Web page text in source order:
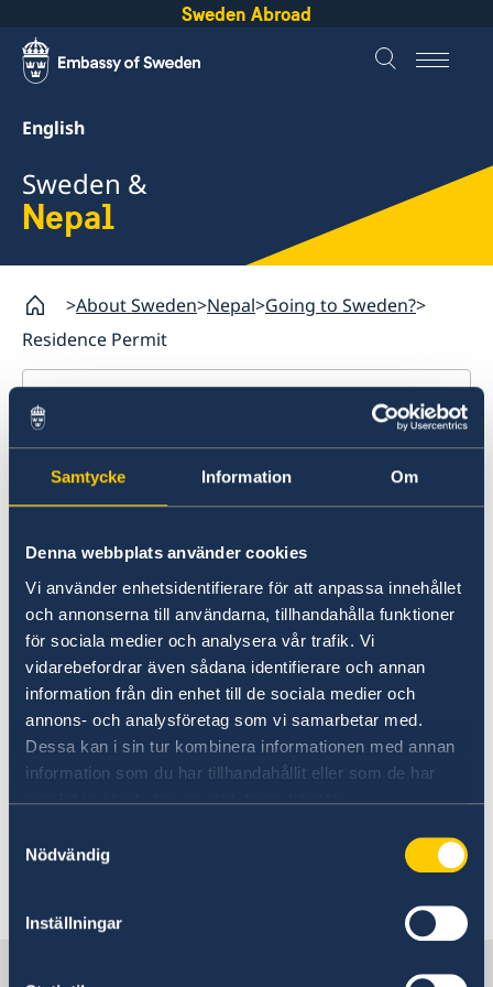
Samtycke Information Om
Denna webbplats använder cookies
Vi använder enhetsidentifierare för att anpassa innehållet
och annonserna till användarna, tillhandahålla funktioner
för sociala medier och analysera vår trafik. Vi
vidarebefordrar även sådana identifierare och annan
information från din enhet till de sociala medier och
annons- och analysföretag som vi samarbetar med.
Dessa kan i sin tur kombinera informationen med annan
information som du har tillhandahållit eller som de har
samlat in när du har använt deras tjänster.
Nödvändig
Inställningar
Sweden Abroad
English
Sweden &
Nepal
About Sweden Nepal Going to Sweden?
Residence Permit
Nepal
Going to Sweden?
Visiting Sweden
Apply for a Visa
Checklist for Visa applications
Fees
Residence Pemit
For details regarding Moving to
someone in Sweden, Working in
Sweden and Studying in Sweden,
kindly check information available
under section for Indian applicants.
Biometrics for residence permit
applications has to be submitted at the
Embassy of Sweden in New Delhi
during migration section's opening hours.
Information regarding migration section's
opening hours can be checked on our Embassy
Sweden in Nepal